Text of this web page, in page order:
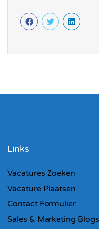
Links
Vacatures Zoeken
Vacature Plaatsen
Contact Formulier
Sales & Marketing Blogs